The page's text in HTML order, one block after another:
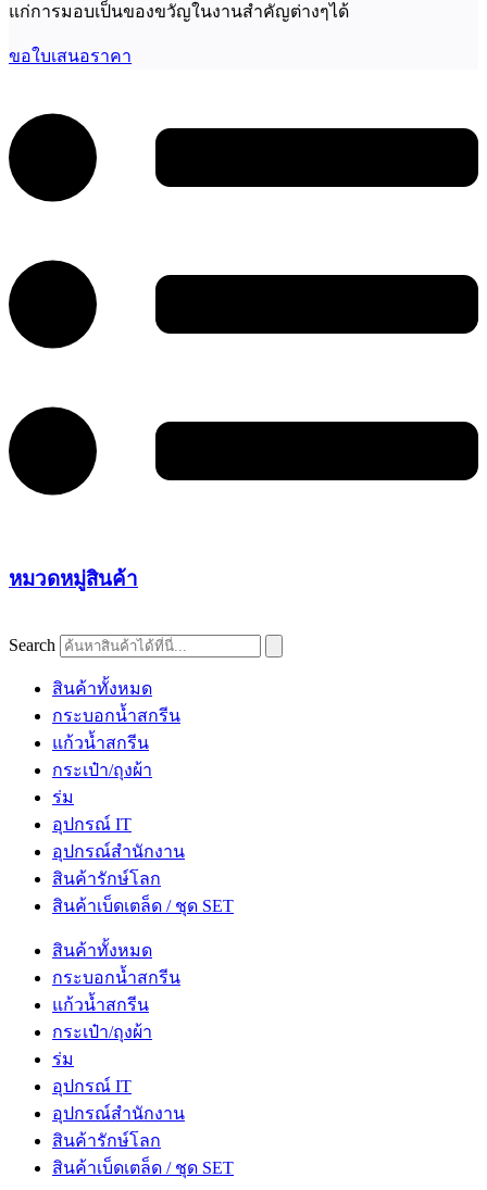
แก่การมอบเป็นของขวัญในงานสำคัญต่างๆได้
ขอใบเสนอราคา
หมวดหมู่สินค้า
Search
สินค้าทั้งหมด
กระบอกน้ำสกรีน
แก้วน้ำสกรีน
กระเป๋า/ถุงผ้า
ร่ม
อุปกรณ์ IT
อุปกรณ์สำนักงาน
สินค้ารักษ์โลก
สินค้าเบ็ดเตล็ด / ชุด SET
สินค้าทั้งหมด
กระบอกน้ำสกรีน
แก้วน้ำสกรีน
กระเป๋า/ถุงผ้า
ร่ม
อุปกรณ์ IT
อุปกรณ์สำนักงาน
สินค้ารักษ์โลก
สินค้าเบ็ดเตล็ด / ชุด SET